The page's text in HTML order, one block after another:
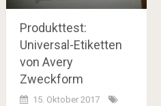
Produkttest:
Universal-Etiketten
von Avery
Zweckform
15. Oktober 2017